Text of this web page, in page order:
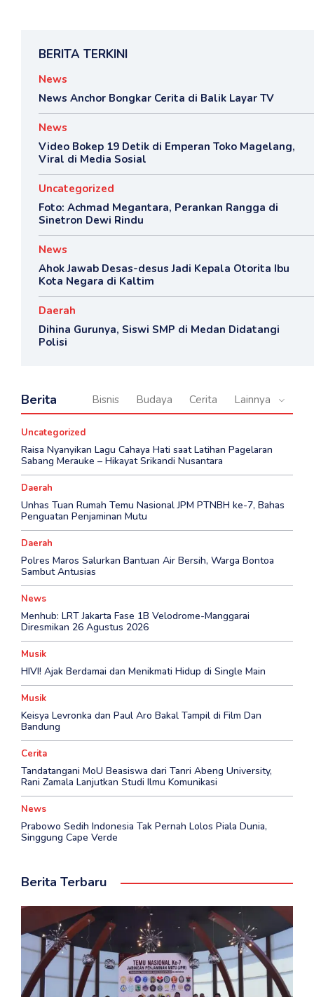
BERITA TERKINI
News
News Anchor Bongkar Cerita di Balik Layar TV
News
Video Bokep 19 Detik di Emperan Toko Magelang,
Viral di Media Sosial
Uncategorized
Foto: Achmad Megantara, Perankan Rangga di
Sinetron Dewi Rindu
News
Ahok Jawab Desas-desus Jadi Kepala Otorita Ibu
Kota Negara di Kaltim
Daerah
Dihina Gurunya, Siswi SMP di Medan Didatangi
Polisi
Berita Bisnis Budaya Cerita Lainnya
Uncategorized
Raisa Nyanyikan Lagu Cahaya Hati saat Latihan Pagelaran
Sabang Merauke – Hikayat Srikandi Nusantara
Daerah
Unhas Tuan Rumah Temu Nasional JPM PTNBH ke-7, Bahas
Penguatan Penjaminan Mutu
Daerah
Polres Maros Salurkan Bantuan Air Bersih, Warga Bontoa
Sambut Antusias
News
Menhub: LRT Jakarta Fase 1B Velodrome-Manggarai
Diresmikan 26 Agustus 2026
Musik
HIVI! Ajak Berdamai dan Menikmati Hidup di Single Main
Musik
Keisya Levronka dan Paul Aro Bakal Tampil di Film Dan
Bandung
Cerita
Tandatangani MoU Beasiswa dari Tanri Abeng University,
Rani Zamala Lanjutkan Studi Ilmu Komunikasi
News
Prabowo Sedih Indonesia Tak Pernah Lolos Piala Dunia,
Singgung Cape Verde
Berita Terbaru